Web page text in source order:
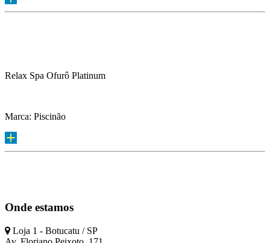
Relax Spa Ofurô Platinum
Marca: Piscinão
Onde estamos
Loja 1 - Botucatu / SP